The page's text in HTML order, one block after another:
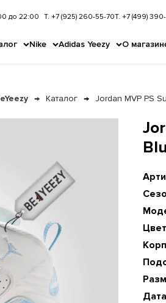
Nike Adidas Yeezy О
до 22:00 Т. +7 (925) 260-55-70Т. +7 (499)
Каталог Jordan MVP PS